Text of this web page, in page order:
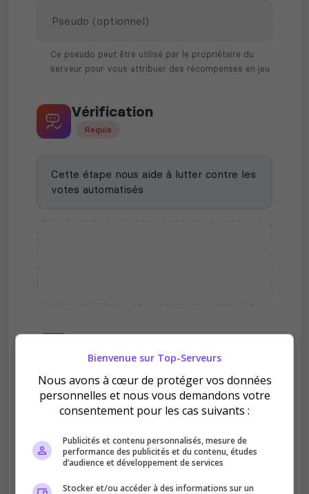
Ce pseudo peut être utilisé par le propriétaire du
serveur pour vous attribuer des récompenses en jeu
Vérification
Requis
Cette étape nous aide à lutter contre les
votes automatisés
officiel fr ?
Améliore le classement
Bienvenue sur Top-Serveurs
Nous avons à cœur de protéger vos données
personnelles et nous vous demandons votre
consentement pour les cas suivants :
Publicités et contenu personnalisés, mesure de
performance des publicités et du contenu, études
d’audience et développement de services
Stocker et/ou accéder à des informations sur un